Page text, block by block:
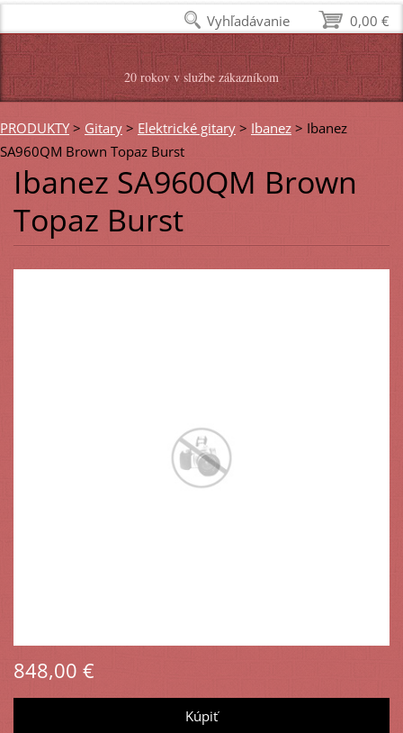
20 rokov v službe zákazníkom
PRODUKTY > Gitary > Elektrické gitary > Ibanez > Ibanez
SA960QM Brown Topaz Burst
Ibanez SA960QM Brown
Topaz Burst
848,00 €
0,00 €
Vyhľadávanie